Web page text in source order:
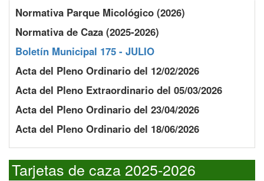
Normativa Parque Micológico (2026)
Normativa de Caza (2025-2026)
Boletín Municipal 175 - JULIO
Acta del Pleno Ordinario del 12/02/2026
Acta del Pleno Extraordinario del 05/03/2026
Acta del Pleno Ordinario del 23/04/2026
Acta del Pleno Ordinario del 18/06/2026
Tarjetas de caza 2025-2026